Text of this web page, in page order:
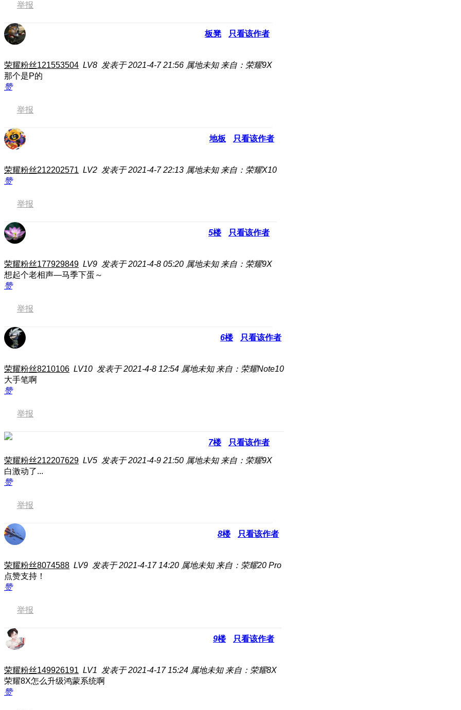
举报
板凳 只看该作者
荣耀粉丝121553504 LV8 发表于 2021-4-7 21:56 属地未知 来自：荣耀9X
那个是P的
赞
举报
地板 只看该作者
荣耀粉丝212202571 LV2 发表于 2021-4-7 22:13 属地未知 来自：荣耀X10
赞
举报
5楼 只看该作者
荣耀粉丝177929849 LV9 发表于 2021-4-8 05:20 属地未知 来自：荣耀9X
想起个老相声—马季下蛋～
赞
举报
6楼 只看该作者
荣耀粉丝8210106 LV10 发表于 2021-4-8 12:54 属地未知 来自：荣耀Note10
大手笔啊
赞
举报
7楼 只看该作者
荣耀粉丝212207629 LV5 发表于 2021-4-9 21:50 属地未知 来自：荣耀9X
白激动了...
赞
举报
8楼 只看该作者
荣耀粉丝8074588 LV9 发表于 2021-4-17 14:20 属地未知 来自：荣耀20 Pro
点赞支持！
赞
举报
9楼 只看该作者
荣耀粉丝149926191 LV1 发表于 2021-4-17 15:24 属地未知 来自：荣耀8X
荣耀8X怎么升级鸿蒙系统啊
赞